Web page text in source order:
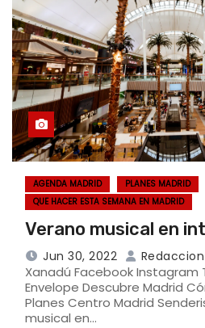
AGENDA MADRID PLANES MADRID
QUE HACER ESTA SEMANA EN MADRID
Verano musical en
Jun 30, 2022
Xanadú Facebook
Envelope Descubre Madrid
Planes Centro Madrid
musical en…